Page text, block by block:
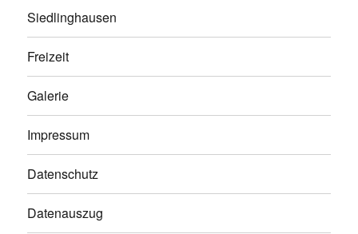
Siedlinghausen
Freizeit
Galerie
Impressum
Datenschutz
Datenauszug